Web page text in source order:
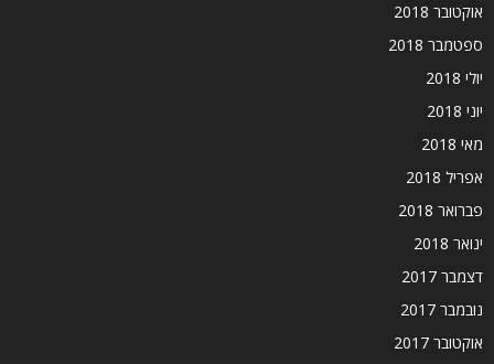
אוקטובר 2018
ספטמבר 2018
יולי 2018
יוני 2018
מאי 2018
אפריל 2018
פברואר 2018
ינואר 2018
דצמבר 2017
נובמבר 2017
אוקטובר 2017